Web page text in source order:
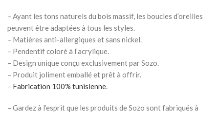
– Ayant les tons naturels du bois massif, les boucles d’oreilles
peuvent être adaptées à tous les styles.
– Matières anti-allergiques et sans nickel.
– Pendentif coloré à l’acrylique.
– Design unique conçu exclusivement par Sozo.
– Produit joliment emballé et prêt à offrir.
– Fabrication 100% tunisienne.
– Gardez à l’esprit que les produits de Sozo sont fabriqués à